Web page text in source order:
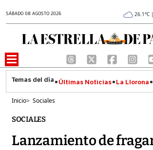
SÁBADO 08 AGOSTO 2026 26.1°C
Últimas Noticias La Llorona
Inicio> Sociales
SOCIALES
Lanzamiento de